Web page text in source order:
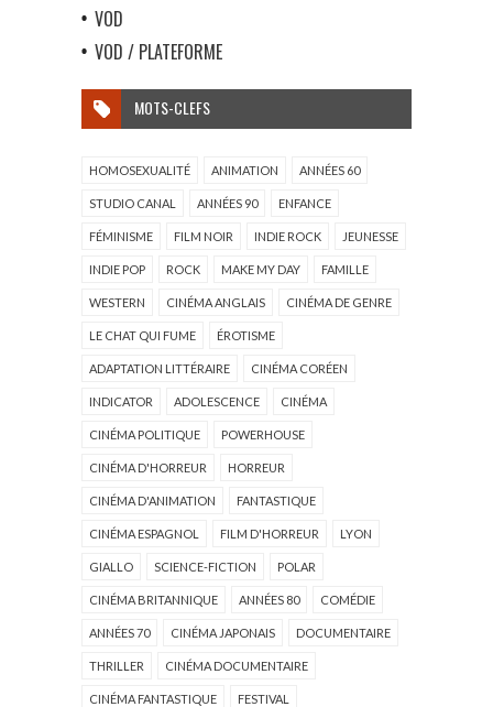
VOD
VOD / PLATEFORME
MOTS-CLEFS
HOMOSEXUALITÉ ANIMATION ANNÉES 60
STUDIO CANAL ANNÉES 90 ENFANCE
FÉMINISME FILM NOIR INDIE ROCK JEUNESSE
INDIE POP ROCK MAKE MY DAY FAMILLE
WESTERN CINÉMA ANGLAIS CINÉMA DE GENRE
LE CHAT QUI FUME ÉROTISME
ADAPTATION LITTÉRAIRE CINÉMA CORÉEN
INDICATOR ADOLESCENCE CINÉMA
CINÉMA POLITIQUE POWERHOUSE
CINÉMA D'HORREUR HORREUR
CINÉMA D'ANIMATION FANTASTIQUE
CINÉMA ESPAGNOL FILM D'HORREUR LYON
GIALLO SCIENCE-FICTION POLAR
CINÉMA BRITANNIQUE ANNÉES 80 COMÉDIE
ANNÉES 70 CINÉMA JAPONAIS DOCUMENTAIRE
THRILLER CINÉMA DOCUMENTAIRE
CINÉMA FANTASTIQUE FESTIVAL